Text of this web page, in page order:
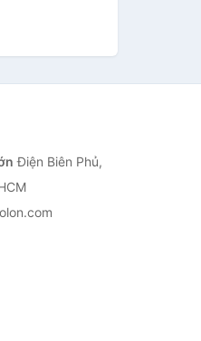
Điện Biên Phủ,